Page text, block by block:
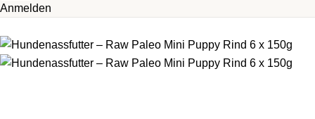
Anmelden